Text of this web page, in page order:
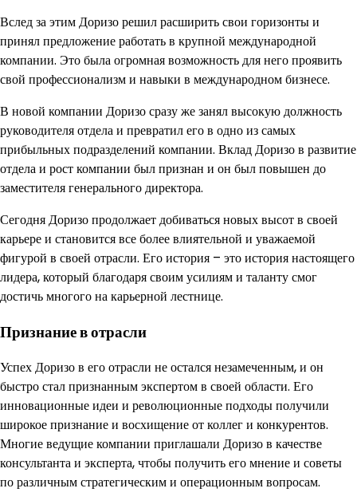
Вслед за этим Доризо решил расширить свои горизонты и
принял предложение работать в крупной международной
компании. Это была огромная возможность для него проявить
свой профессионализм и навыки в международном бизнесе.
В новой компании Доризо сразу же занял высокую должность
руководителя отдела и превратил его в одно из самых
прибыльных подразделений компании. Вклад Доризо в развитие
отдела и рост компании был признан и он был повышен до
заместителя генерального директора.
Сегодня Доризо продолжает добиваться новых высот в своей
карьере и становится все более влиятельной и уважаемой
фигурой в своей отрасли. Его история – это история настоящего
лидера, который благодаря своим усилиям и таланту смог
достичь многого на карьерной лестнице.
Признание в отрасли
Успех Доризо в его отрасли не остался незамеченным, и он
быстро стал признанным экспертом в своей области. Его
инновационные идеи и революционные подходы получили
широкое признание и восхищение от коллег и конкурентов.
Многие ведущие компании приглашали Доризо в качестве
консультанта и эксперта, чтобы получить его мнение и советы
по различным стратегическим и операционным вопросам.